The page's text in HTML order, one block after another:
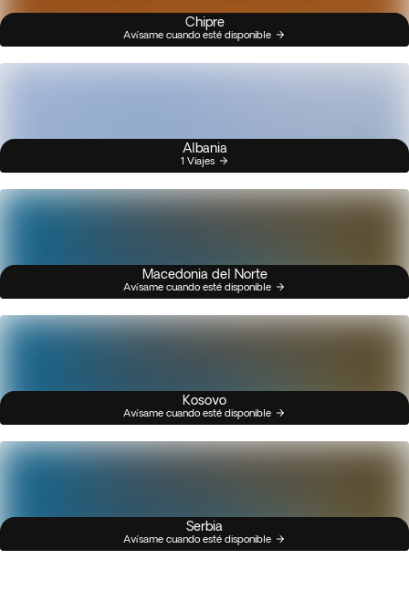
Chipre
Avísame cuando esté disponible
Albania
1 Viajes
Macedonia del Norte
Avísame cuando esté disponible
Kosovo
Avísame cuando esté disponible
Serbia
Avísame cuando esté disponible